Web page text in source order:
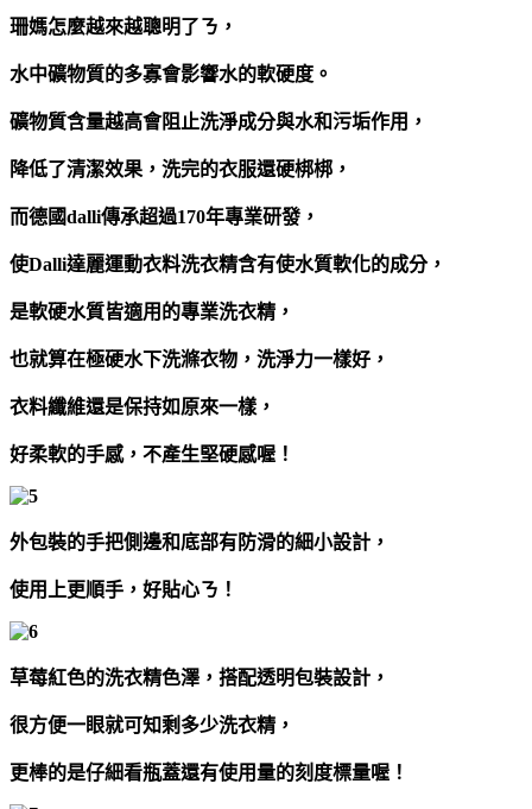
珊媽怎麼越來越聰明了ㄋ，
水中礦物質的多寡會影響水的軟硬度。
礦物質含量越高會阻止洗淨成分與水和污垢作用，
降低了清潔效果，洗完的衣服還硬梆梆，
而德國dalli傳承超過170年專業研發，
使Dalli達麗運動衣料洗衣精含有使水質軟化的成分，
是軟硬水質皆適用的專業洗衣精，
也就算在極硬水下洗滌衣物，洗淨力一樣好，
衣料纖維還是保持如原來一樣，
好柔軟的手感，不產生堅硬感喔！
外包裝的手把側邊和底部有防滑的細小設計，
使用上更順手，好貼心ㄋ！
草莓紅色的洗衣精色澤，搭配透明包裝設計，
很方便一眼就可知剩多少洗衣精，
更棒的是仔細看瓶蓋還有使用量的刻度標量喔！